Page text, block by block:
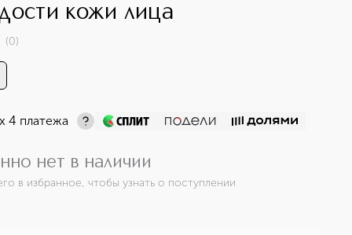
кожи лица
(0)
х 4 платежа
нет в наличии
в избранное, чтобы узнать о поступлении